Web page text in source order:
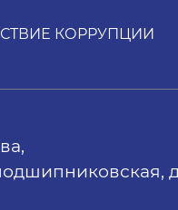
КОРРУПЦИИ